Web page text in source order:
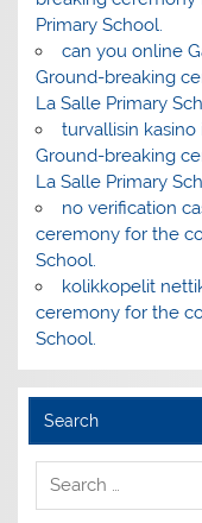
Primary School.
can you online
Ground-breaking
La Salle Primary
turvallisin
Ground-breaking
La Salle Primary
no verification
ceremony for the
School.
kolikkopelit
ceremony for the
School.
Search